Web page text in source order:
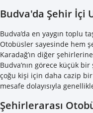
Budva'da Şehir İçi
Budva’da en yaygın toplu
Otobüsler sayesinde hem
Karadağ’ın diğer
Budva’nın görece küçük
çoğu kişi için daha cazip
mesafe dolayısıyla
Şehirlerarası